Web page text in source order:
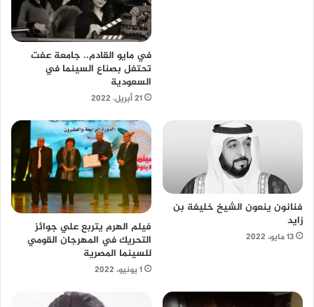
في مايو القادم.. جامعة عفت
تحتفل بصناع السينما في
السعودية
21 أبريل، 2022
فنانون ينعون الشيخ خليفة بن
زايد
13 مايو، 2022
فيلم الهرم يتربع علي جوائز
التحريك في المهرجان القومي
للسينما المصرية
1 يونيو، 2022